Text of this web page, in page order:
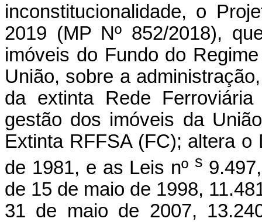
inconstitucionalidade, o
2019 (MP Nº 852/2018),
imóveis do Fundo do
União, sobre a
da extinta Rede
gestão dos imóveis da
Extinta RFFSA (FC); altera o
de 1981, e as Leis nº s
de 15 de maio de 1998,
31 de maio de 2007,